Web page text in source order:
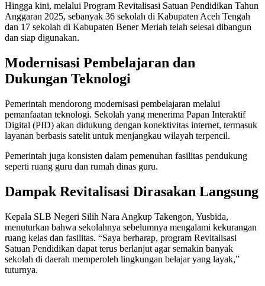
Hingga kini, melalui Program Revitalisasi Satuan Pendidikan Tahun
Anggaran 2025, sebanyak 36 sekolah di Kabupaten Aceh Tengah
dan 17 sekolah di Kabupaten Bener Meriah telah selesai dibangun
dan siap digunakan.
Modernisasi Pembelajaran dan
Dukungan Teknologi
Pemerintah mendorong modernisasi pembelajaran melalui
pemanfaatan teknologi. Sekolah yang menerima Papan Interaktif
Digital (PID) akan didukung dengan konektivitas internet, termasuk
layanan berbasis satelit untuk menjangkau wilayah terpencil.
Pemerintah juga konsisten dalam pemenuhan fasilitas pendukung
seperti ruang guru dan rumah dinas guru.
Dampak Revitalisasi Dirasakan Langsung
Kepala SLB Negeri Silih Nara Angkup Takengon, Yusbida,
menuturkan bahwa sekolahnya sebelumnya mengalami kekurangan
ruang kelas dan fasilitas. “Saya berharap, program Revitalisasi
Satuan Pendidikan dapat terus berlanjut agar semakin banyak
sekolah di daerah memperoleh lingkungan belajar yang layak,”
tuturnya.